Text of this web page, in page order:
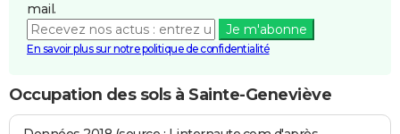
mail.
Je m'abonne
En savoir plus sur notre politique de confidentialité
Occupation des sols à Sainte-Geneviève